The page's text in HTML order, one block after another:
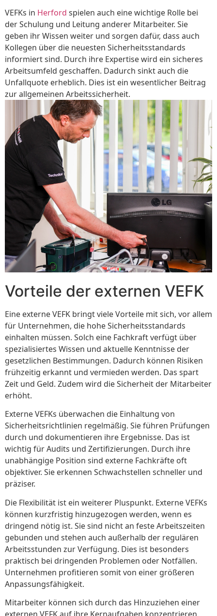
VEFKs in Herford spielen auch eine wichtige Rolle bei
der Schulung und Leitung anderer Mitarbeiter. Sie
geben ihr Wissen weiter und sorgen dafür, dass auch
Kollegen über die neuesten Sicherheitsstandards
informiert sind. Durch ihre Expertise wird ein sicheres
Arbeitsumfeld geschaffen. Dadurch sinkt auch die
Unfallquote erheblich. Dies ist ein wesentlicher Beitrag
zur allgemeinen Arbeitssicherheit.
Vorteile der externen VEFK
Eine externe VEFK bringt viele Vorteile mit sich, vor allem
für Unternehmen, die hohe Sicherheitsstandards
einhalten müssen. Solch eine Fachkraft verfügt über
spezialisiertes Wissen und aktuelle Kenntnisse der
gesetzlichen Bestimmungen. Dadurch können Risiken
frühzeitig erkannt und vermieden werden. Das spart
Zeit und Geld. Zudem wird die Sicherheit der Mitarbeiter
erhöht.
Externe VEFKs überwachen die Einhaltung von
Sicherheitsrichtlinien regelmäßig. Sie führen Prüfungen
durch und dokumentieren ihre Ergebnisse. Das ist
wichtig für Audits und Zertifizierungen. Durch ihre
unabhängige Position sind externe Fachkräfte oft
objektiver. Sie erkennen Schwachstellen schneller und
präziser.
Die Flexibilität ist ein weiterer Pluspunkt. Externe VEFKs
können kurzfristig hinzugezogen werden, wenn es
dringend nötig ist. Sie sind nicht an feste Arbeitszeiten
gebunden und stehen auch außerhalb der regulären
Arbeitsstunden zur Verfügung. Dies ist besonders
praktisch bei dringenden Problemen oder Notfällen.
Unternehmen profitieren somit von einer größeren
Anpassungsfähigkeit.
Mitarbeiter können sich durch das Hinzuziehen einer